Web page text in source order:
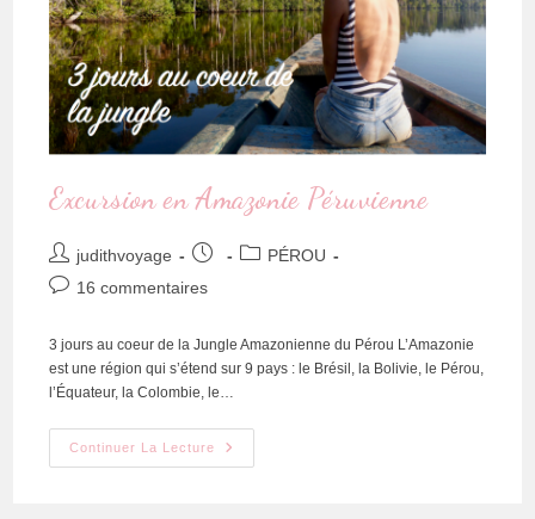
Excursion en Amazonie Péruvienne
judithvoyage
PÉROU
16 commentaires
3 jours au coeur de la Jungle Amazonienne du Pérou L’Amazonie
est une région qui s’étend sur 9 pays : le Brésil, la Bolivie, le Pérou,
l’Équateur, la Colombie, le…
Continuer La Lecture